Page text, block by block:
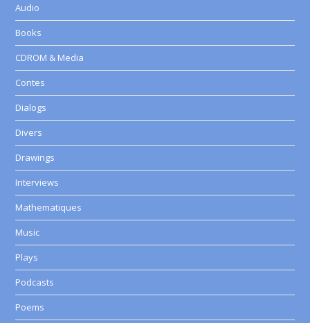
Audio
Books
CDROM & Media
Contes
Dialogs
Divers
Drawings
Interviews
Mathematiques
Music
Plays
Podcasts
Poems